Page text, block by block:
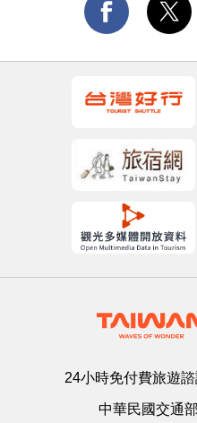
24小時免付費旅遊諮
中華民國交通